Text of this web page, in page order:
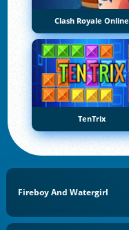
Clash Royale Online
TenTrix
Fireboy And Watergirl